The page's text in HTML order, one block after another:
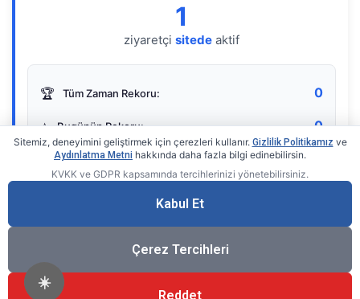
☀️
1
ziyaretçi sitede aktif
🏆 Tüm Zaman Rekoru: 0
⭐ Bugünün Rekoru: 0
Gerçek zamanlı sayaç
Sitemiz, deneyimini geliştirmek için çerezleri kullanır. Gizlilik Politikamız ve
Aydınlatma Metni hakkında daha fazla bilgi edinebilirsin.
KVKK ve GDPR kapsamında tercihlerinizi yönetebilirsiniz.
Kabul Et
Çerez Tercihleri
Reddet